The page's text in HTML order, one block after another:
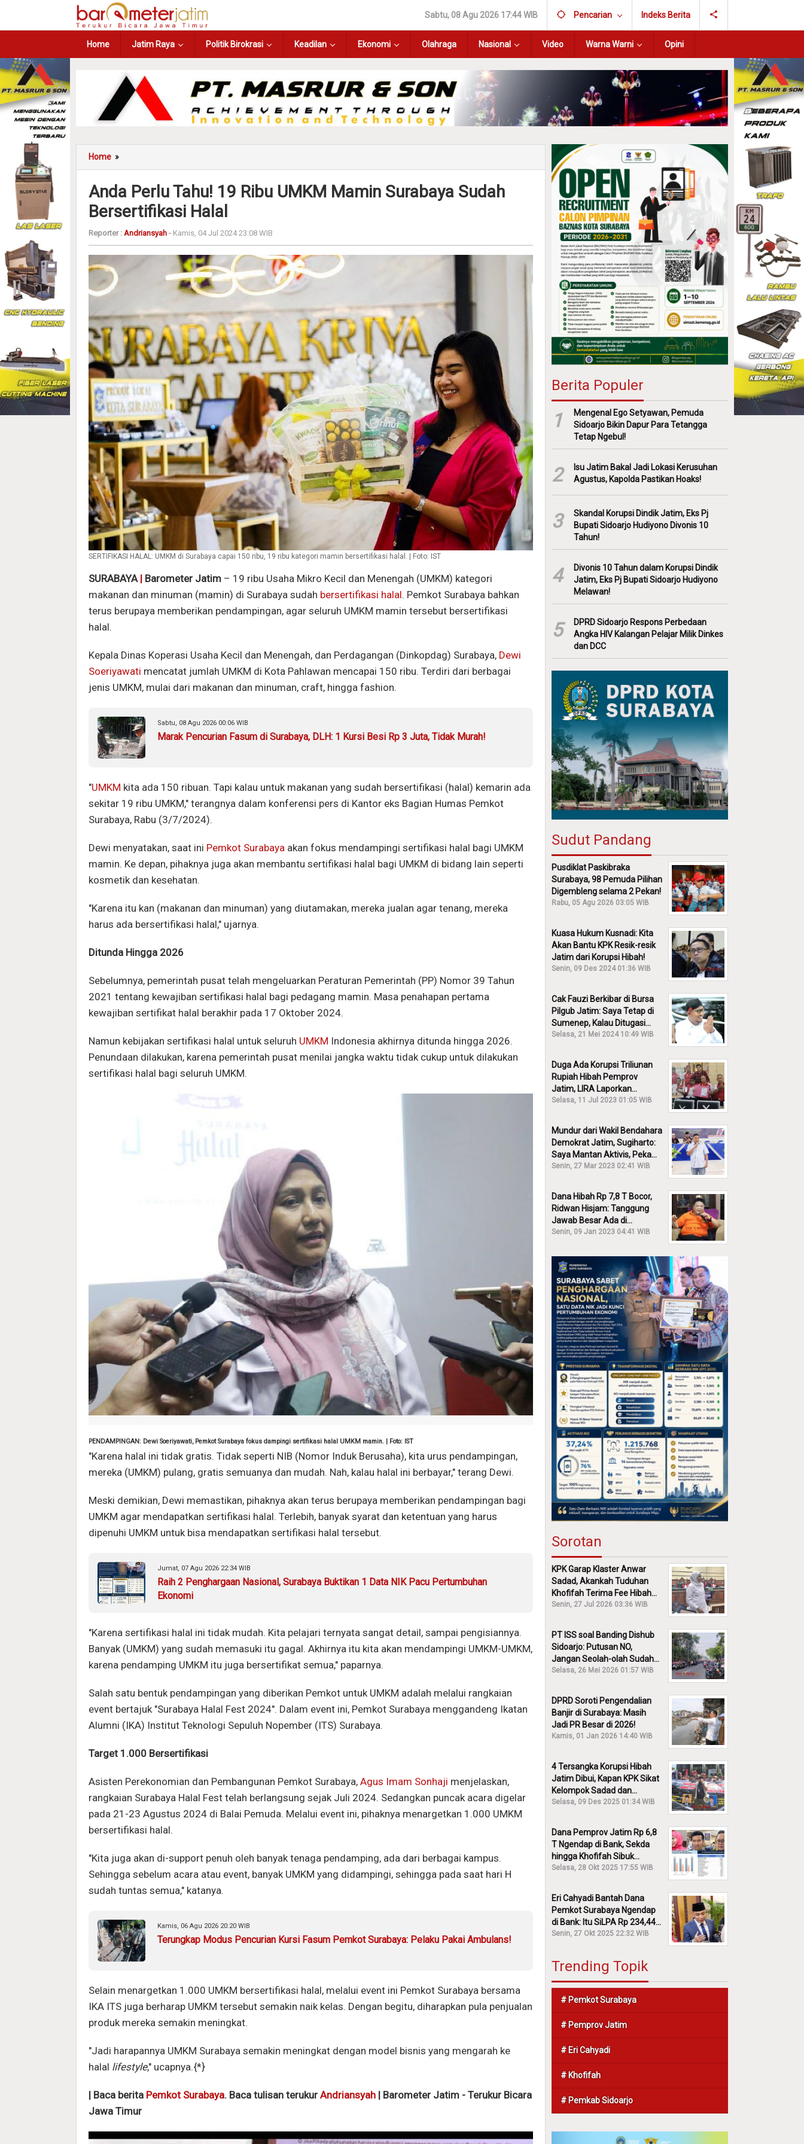
Sabtu, 08 Agu 2026 17:44 WIB Pencarian Indeks Berita
Home Jatim Raya Politik Birokrasi Keadilan Ekonomi Olahraga Nasional Video Warna Warni Opini
Home »
Anda Perlu Tahu! 19 Ribu UMKM Mamin Surabaya Sudah
Bersertifikasi Halal
Reporter : Andriansyah - Kamis, 04 Jul 2024 23:08 WIB
SERTIFIKASI HALAL: UMKM di Surabaya capai 150 ribu, 19 ribu kategori mamin bersertifikasi halal. | Foto: IST
SURABAYA | Barometer Jatim – 19 ribu Usaha Mikro Kecil dan Menengah (UMKM) kategori
makanan dan minuman (mamin) di Surabaya sudah bersertifikasi halal. Pemkot Surabaya bahkan
terus berupaya memberikan pendampingan, agar seluruh UMKM mamin tersebut bersertifikasi
halal.
Kepala Dinas Koperasi Usaha Kecil dan Menengah, dan Perdagangan (Dinkopdag) Surabaya, Dewi
Soeriyawati mencatat jumlah UMKM di Kota Pahlawan mencapai 150 ribu. Terdiri dari berbagai
jenis UMKM, mulai dari makanan dan minuman, craft, hingga fashion.
Sabtu, 08 Agu 2026 00:06 WIB
Marak Pencurian Fasum di Surabaya, DLH: 1 Kursi Besi Rp 3 Juta, Tidak Murah!
"UMKM kita ada 150 ribuan. Tapi kalau untuk makanan yang sudah bersertifikasi (halal) kemarin ada
sekitar 19 ribu UMKM," terangnya dalam konferensi pers di Kantor eks Bagian Humas Pemkot
Surabaya, Rabu (3/7/2024).
Dewi menyatakan, saat ini Pemkot Surabaya akan fokus mendampingi sertifikasi halal bagi UMKM
mamin. Ke depan, pihaknya juga akan membantu sertifikasi halal bagi UMKM di bidang lain seperti
kosmetik dan kesehatan.
"Karena itu kan (makanan dan minuman) yang diutamakan, mereka jualan agar tenang, mereka
harus ada bersertifikasi halal," ujarnya.
Ditunda Hingga 2026
Sebelumnya, pemerintah pusat telah mengeluarkan Peraturan Pemerintah (PP) Nomor 39 Tahun
2021 tentang kewajiban sertifikasi halal bagi pedagang mamin. Masa penahapan pertama
kewajiban sertifikat halal berakhir pada 17 Oktober 2024.
Namun kebijakan sertifikasi halal untuk seluruh UMKM Indonesia akhirnya ditunda hingga 2026.
Penundaan dilakukan, karena pemerintah pusat menilai jangka waktu tidak cukup untuk dilakukan
sertifikasi halal bagi seluruh UMKM.
PENDAMPINGAN: Dewi Soeriyawati, Pemkot Surabaya fokus dampingi sertifikasi halal UMKM mamin. | Foto: IST
"Karena halal ini tidak gratis. Tidak seperti NIB (Nomor Induk Berusaha), kita urus pendampingan,
mereka (UMKM) pulang, gratis semuanya dan mudah. Nah, kalau halal ini berbayar," terang Dewi.
Meski demikian, Dewi memastikan, pihaknya akan terus berupaya memberikan pendampingan bagi
UMKM agar mendapatkan sertifikasi halal. Terlebih, banyak syarat dan ketentuan yang harus
dipenuhi UMKM untuk bisa mendapatkan sertifikasi halal tersebut.
Jumat, 07 Agu 2026 22:34 WIB
Raih 2 Penghargaan Nasional, Surabaya Buktikan 1 Data NIK Pacu Pertumbuhan
Ekonomi
"Karena sertifikasi halal ini tidak mudah. Kita pelajari ternyata sangat detail, sampai pengisiannya.
Banyak (UMKM) yang sudah memasuki itu gagal. Akhirnya itu kita akan mendampingi UMKM-UMKM,
karena pendamping UMKM itu juga bersertifikat semua," paparnya.
Salah satu bentuk pendampingan yang diberikan Pemkot untuk UMKM adalah melalui rangkaian
event bertajuk "Surabaya Halal Fest 2024". Dalam event ini, Pemkot Surabaya menggandeng Ikatan
Alumni (IKA) Institut Teknologi Sepuluh Nopember (ITS) Surabaya.
Target 1.000 Bersertifikasi
Asisten Perekonomian dan Pembangunan Pemkot Surabaya, Agus Imam Sonhaji menjelaskan,
rangkaian Surabaya Halal Fest telah berlangsung sejak Juli 2024. Sedangkan puncak acara digelar
pada 21-23 Agustus 2024 di Balai Pemuda. Melalui event ini, pihaknya menargetkan 1.000 UMKM
bersertifikasi halal.
"Kita juga akan di-support penuh oleh banyak tenaga pendamping, ada dari berbagai kampus.
Sehingga sebelum acara atau event, banyak UMKM yang didampingi, sehingga pada saat hari H
sudah tuntas semua," katanya.
Kamis, 06 Agu 2026 20:20 WIB
Terungkap Modus Pencurian Kursi Fasum Pemkot Surabaya: Pelaku Pakai Ambulans!
Selain menargetkan 1.000 UMKM bersertifikasi halal, melalui event ini Pemkot Surabaya bersama
IKA ITS juga berharap UMKM tersebut semakin naik kelas. Dengan begitu, diharapkan pula penjualan
produk mereka semakin meningkat.
"Jadi harapannya UMKM Surabaya semakin meningkat dengan model bisnis yang mengarah ke
halal lifestyle," ucapnya.{*}
| Baca berita Pemkot Surabaya. Baca tulisan terukur Andriansyah | Barometer Jatim - Terukur Bicara
Jawa Timur
Berita Populer
1
Mengenal Ego Setyawan, Pemuda
Sidoarjo Bikin Dapur Para Tetangga
Tetap Ngebul!
2
Isu Jatim Bakal Jadi Lokasi Kerusuhan
Agustus, Kapolda Pastikan Hoaks!
3
Skandal Korupsi Dindik Jatim, Eks Pj
Bupati Sidoarjo Hudiyono Divonis 10
Tahun!
4
Divonis 10 Tahun dalam Korupsi Dindik
Jatim, Eks Pj Bupati Sidoarjo Hudiyono
Melawan!
5
DPRD Sidoarjo Respons Perbedaan
Angka HIV Kalangan Pelajar Milik Dinkes
dan DCC
Sudut Pandang
Pusdiklat Paskibraka
Surabaya, 98 Pemuda Pilihan
Digembleng selama 2 Pekan!
Rabu, 05 Agu 2026 03:05 WIB
Kuasa Hukum Kusnadi: Kita
Akan Bantu KPK Resik-resik
Jatim dari Korupsi Hibah!
Senin, 09 Des 2024 01:36 WIB
Cak Fauzi Berkibar di Bursa
Pilgub Jatim: Saya Tetap di
Sumenep, Kalau Ditugasi
Partai Lain Cerita!
Selasa, 21 Mei 2024 10:49 WIB
Duga Ada Korupsi Triliunan
Rupiah Hibah Pemprov
Jatim, LIRA Laporkan
Khofifah ke KPK: Dia Harus
Selasa, 11 Jul 2023 01:05 WIB
Mundur dari Wakil Bendahara
Demokrat Jatim, Sugiharto:
Saya Mantan Aktivis, Peka
Sekali Kalau Ada yang
Senin, 27 Mar 2023 02:41 WIB
Dana Hibah Rp 7,8 T Bocor,
Ridwan Hisjam: Tanggung
Jawab Besar Ada di
Pemprov, Bukan DPRD Jatim!
Senin, 09 Jan 2023 04:41 WIB
Sorotan
KPK Garap Klaster Anwar
Sadad, Akankah Tuduhan
Khofifah Terima Fee Hibah
30% Diusut?
Senin, 27 Jul 2026 03:36 WIB
PT ISS soal Banding Dishub
Sidoarjo: Putusan NO,
Jangan Seolah-olah Sudah
Menang!
Selasa, 26 Mei 2026 01:57 WIB
DPRD Soroti Pengendalian
Banjir di Surabaya: Masih
Jadi PR Besar di 2026!
Kamis, 01 Jan 2026 14:40 WIB
4 Tersangka Korupsi Hibah
Jatim Dibui, Kapan KPK Sikat
Kelompok Sadad dan
Iskandar?
Selasa, 09 Des 2025 01:34 WIB
Dana Pemprov Jatim Rp 6,8
T Ngendap di Bank, Sekda
hingga Khofifah Sibuk
Membantah!
Selasa, 28 Okt 2025 17:55 WIB
Eri Cahyadi Bantah Dana
Pemkot Surabaya Ngendap
di Bank: Itu SiLPA Rp 234,44
M!
Senin, 27 Okt 2025 22:32 WIB
Trending Topik
# Pemkot Surabaya
# Pemprov Jatim
# Eri Cahyadi
# Khofifah
# Pemkab Sidoarjo